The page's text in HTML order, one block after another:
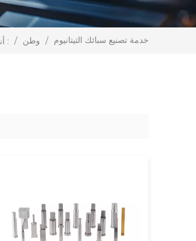
أنت في : / وطن / خدمة تصنيع سبائك التيتانيوم